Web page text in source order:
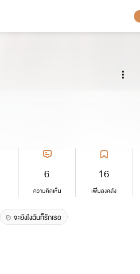
6
ความคิดเห็น
16
เพิ่มลงคลัง
จะยังไงฉันก็รักเธอ